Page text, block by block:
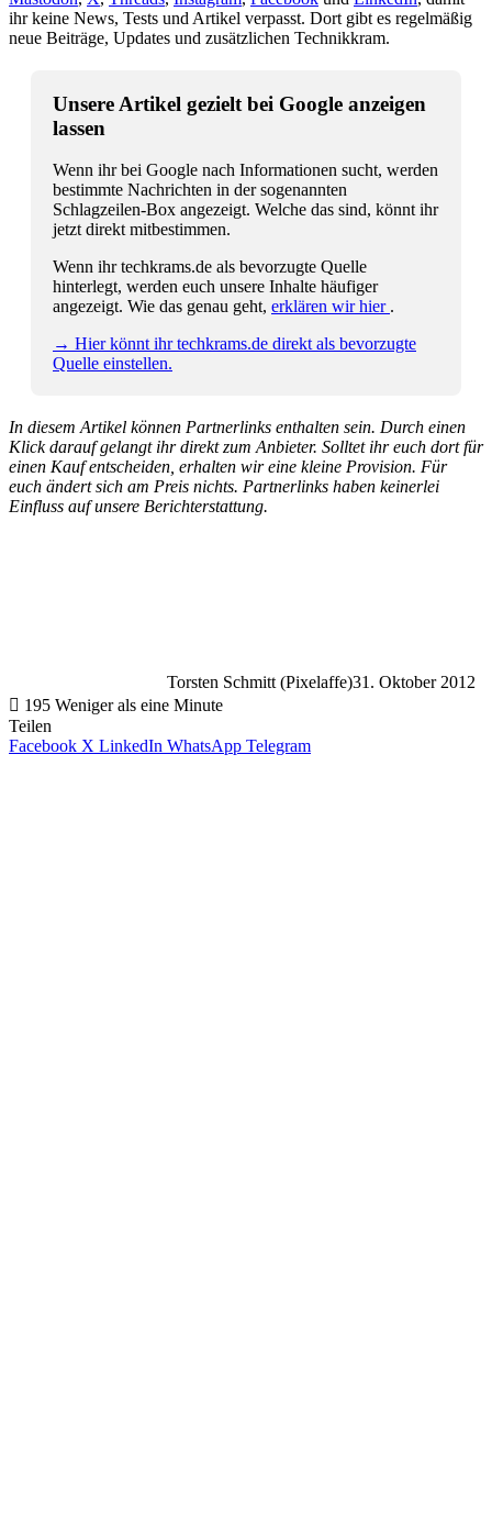
ihr keine News, Tests und Artikel verpasst. Dort gibt es regelmäßig
neue Beiträge, Updates und zusätzlichen Technikkram.
Unsere Artikel gezielt bei Google anzeigen
lassen
Wenn ihr bei Google nach Informationen sucht, werden
bestimmte Nachrichten in der sogenannten
Schlagzeilen-Box angezeigt. Welche das sind, könnt ihr
jetzt direkt mitbestimmen.
Wenn ihr techkrams.de als bevorzugte Quelle
hinterlegt, werden euch unsere Inhalte häufiger
angezeigt. Wie das genau geht, erklären wir hier .
→ Hier könnt ihr techkrams.de direkt als bevorzugte
Quelle einstellen.
In diesem Artikel können Partnerlinks enthalten sein. Durch einen
Klick darauf gelangt ihr direkt zum Anbieter. Solltet ihr euch dort für
einen Kauf entscheiden, erhalten wir eine kleine Provision. Für
euch ändert sich am Preis nichts. Partnerlinks haben keinerlei
Einfluss auf unsere Berichterstattung.
Torsten Schmitt (Pixelaffe)31. Oktober 2012
195 Weniger als eine Minute
Teilen
Facebook X LinkedIn WhatsApp Telegram